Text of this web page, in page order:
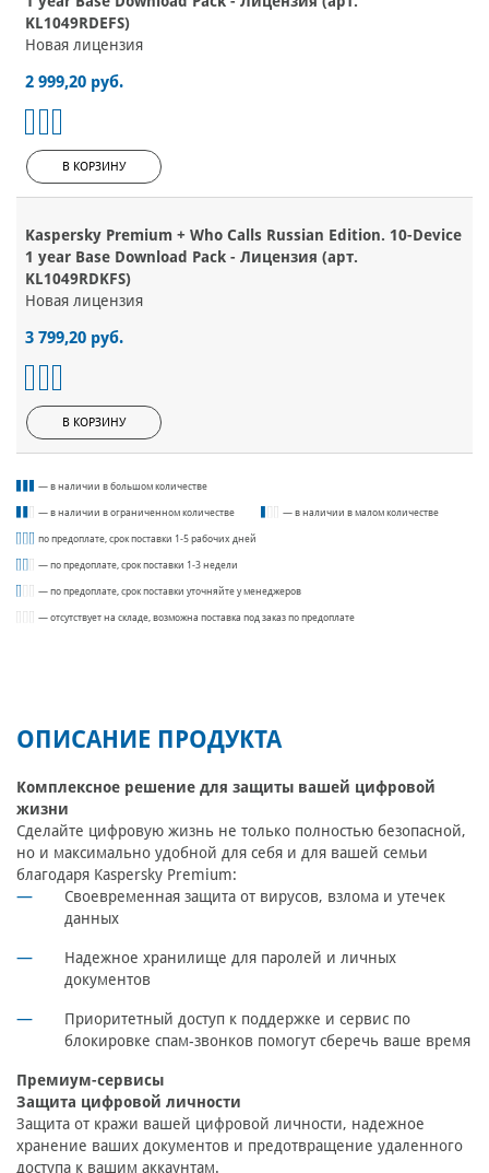
KL1049RDEFS)
Новая лицензия
2 999,20 руб.
В КОРЗИНУ
Kaspersky Premium + Who Calls Russian Edition. 10-Device
1 year Base Download Pack - Лицензия (арт.
KL1049RDKFS)
Новая лицензия
3 799,20 руб.
В КОРЗИНУ
— в наличии в большом количестве
— в наличии в ограниченном количестве — в наличии в малом количестве
по предоплате, срок поставки 1-5 рабочих дней
— по предоплате, срок поставки 1-3 недели
— по предоплате, срок поставки уточняйте у менеджеров
— отсутствует на складе, возможна поставка под заказ по предоплате
ОПИСАНИЕ ПРОДУКТА
Комплексное решение для защиты вашей цифровой
жизни
Сделайте цифровую жизнь не только полностью безопасной,
но и максимально удобной для себя и для вашей семьи
благодаря Kaspersky Premium:
Своевременная защита от вирусов, взлома и утечек
данных
Надежное хранилище для паролей и личных
документов
Приоритетный доступ к поддержке и сервис по
блокировке спам-звонков помогут сберечь ваше время
Премиум-сервисы
Защита цифровой личности
Защита от кражи вашей цифровой личности, надежное
хранение ваших документов и предотвращение удаленного
доступа к вашим аккаунтам.